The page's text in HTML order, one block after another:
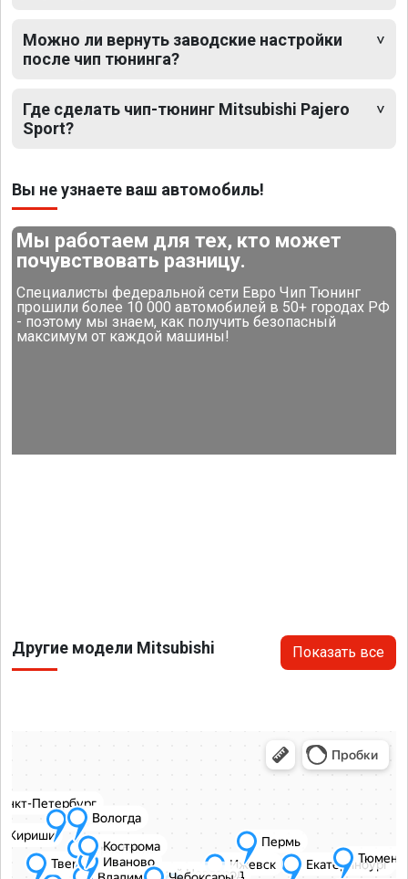
Можно ли вернуть заводские настройки
после чип тюнинга?
Где сделать чип-тюнинг Mitsubishi Pajero
Sport?
Вы не узнаете ваш автомобиль!
Мы работаем для тех, кто может
почувствовать разницу.
Специалисты федеральной сети Евро Чип Тюнинг
прошили более 10 000 автомобилей в 50+ городах РФ
- поэтому мы знаем, как получить безопасный
максимум от каждой машины!
Другие модели Mitsubishi Показать все